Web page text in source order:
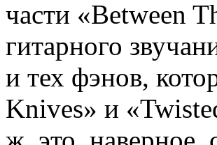
части «Between
гитарного
и тех фэнов,
Knives» и